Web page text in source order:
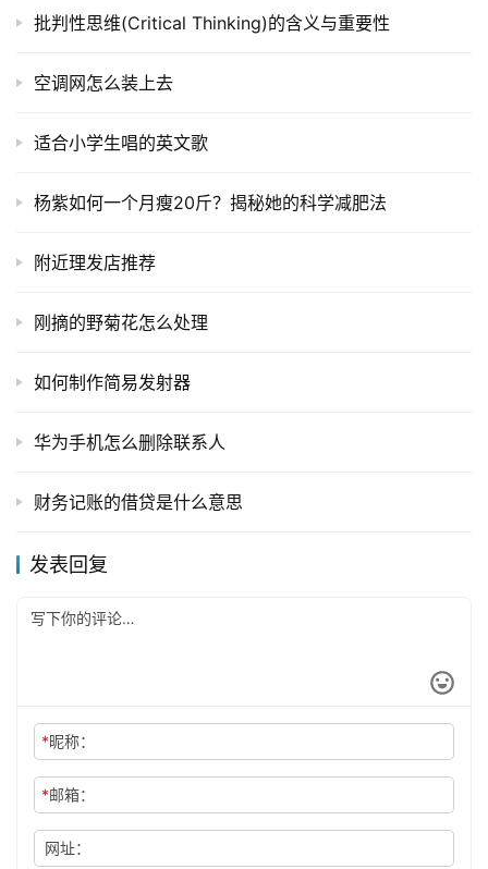
批判性思维(Critical Thinking)的含义与重要性
空调网怎么装上去
适合小学生唱的英文歌
杨紫如何一个月瘦20斤？揭秘她的科学减肥法
附近理发店推荐
刚摘的野菊花怎么处理
如何制作简易发射器
华为手机怎么删除联系人
财务记账的借贷是什么意思
发表回复
*昵称：
*邮箱：
网址：